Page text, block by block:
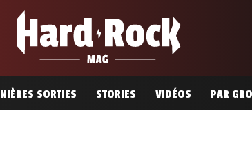
SORTIES STORIES VIDÉOS PAR